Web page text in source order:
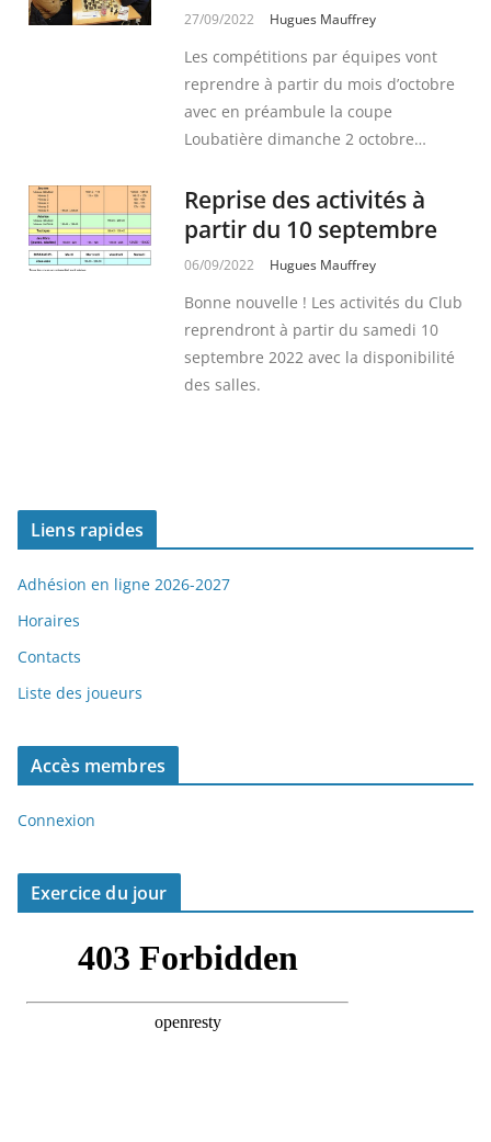
27/09/2022 Hugues Mauffrey
Les compétitions par équipes vont
reprendre à partir du mois d’octobre
avec en préambule la coupe
Loubatière dimanche 2 octobre…
Reprise des activités à
partir du 10 septembre
06/09/2022 Hugues Mauffrey
Bonne nouvelle ! Les activités du Club
reprendront à partir du samedi 10
septembre 2022 avec la disponibilité
des salles.
Liens rapides
Adhésion en ligne 2026-2027
Horaires
Contacts
Liste des joueurs
Accès membres
Connexion
Exercice du jour